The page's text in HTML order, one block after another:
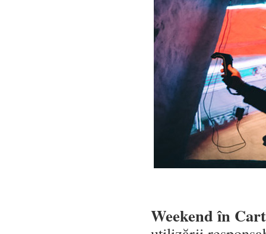
Weekend în